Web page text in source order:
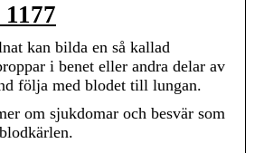
kan bilda en så kallad
i benet eller andra delar av
följa med blodet till lungan.
om sjukdomar och besvär som